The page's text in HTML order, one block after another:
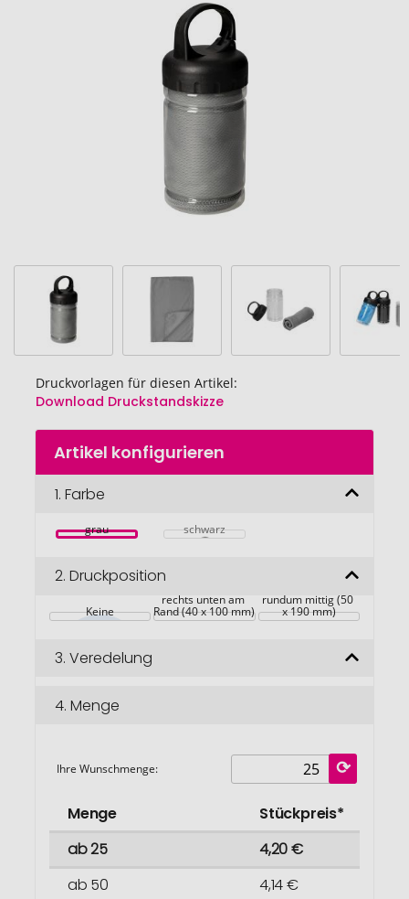
Druckvorlagen für diesen Artikel:
Download Druckstandskizze
Zum
Anfang
Bildgalerie
Artikel konfigurieren
1. Farbe
grau schwarz
2. Druckposition
Keine
rechts unten am
Rand (40 x 100 mm)
rundum mittig (50
x 190 mm)
3. Veredelung
4. Menge
Ihre Wunschmenge:
Menge
Stückpreis*
ab 25
4,20 €
ab 50
4,14 €